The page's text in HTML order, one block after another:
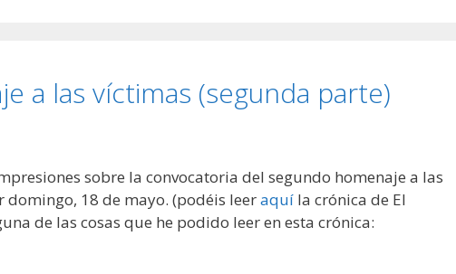
a las víctimas (segunda parte)
sobre la convocatoria del segundo homenaje a las
domingo, 18 de mayo. (podéis leeraquí la crónica de El
de las cosas que he podido leer en esta crónica: